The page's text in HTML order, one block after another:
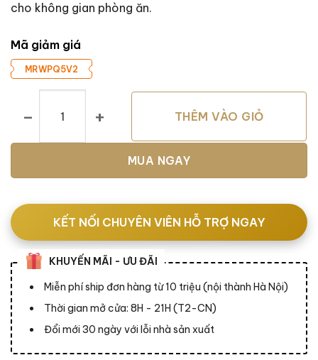
cho không gian phòng ăn.
Mã giảm giá
MRWPQ5V2
Ghế ăn ARCHIBALD cao cấp – Thiết kế sang trọng, tinh
THÊM VÀO GIỎ
MUA NGAY
KẾT NỐI CHUYÊN VIÊN HỖ TRỢ NGAY
KHUYẾN MÃI - ƯU ĐÃI
Miễn phí ship đơn hàng từ 10 triệu (nội thành Hà Nội)
Thời gian mở cửa: 8H - 21H (T2-CN)
Đổi mới 30 ngày với lỗi nhà sản xuất